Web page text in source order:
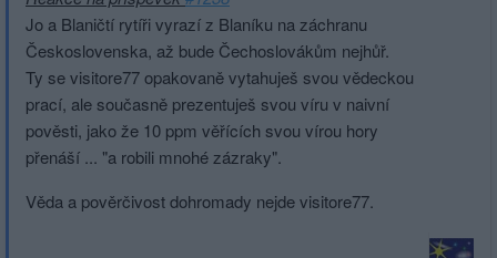
Jo a Blaničtí rytíři vyrazí z Blaníku na záchranu
Československa, až bude Čechoslovákům nejhůř.
Ty se visitore77 opakovaně vytahuješ svou vědeckou
prací, ale současně prezentuješ svou víru v naivní
pověsti, jako že 10 ppm věřících svou vírou hory
přenáší ... "a robili mnohé zázraky".
Věda a pověrčivost dohromady nejde visitore77.